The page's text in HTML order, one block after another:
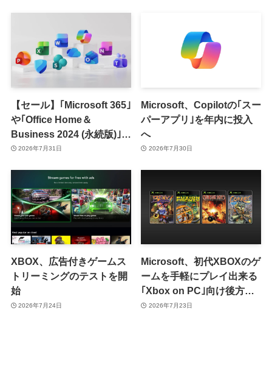
【セール】｢Microsoft 365｣
や｢Office Home＆
Business 2024 (永続版)｣が
｢Amazon暮らし応援サマ
2026年7月31日
Microsoft、Copilotの｢スー
パーアプリ｣を年内に投入
へ
2026年7月30日
XBOX、広告付きゲームス
トリーミングのテストを開
始
2026年7月24日
Microsoft、初代XBOXのゲ
ームを手軽にプレイ出来る
｢Xbox on PC｣向け後方互
換性機能を発表
2026年7月23日